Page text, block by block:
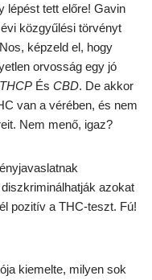
lépést tett előre! Gavin
közgyűlési törvényt
képzeld el, hogy
orvosság egy jó
THCP És CBD. De akkor
van a vérében, és nem
Nem menő, igaz?
azokat
pozitív a THC-teszt. Fú!
kiemelte, milyen sok